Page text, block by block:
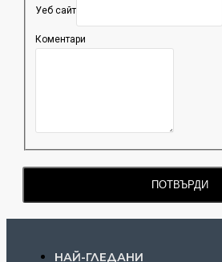
Уеб сайт
Коментари
ПОТВЪРДИ
НАЙ-ГЛЕДАНИ